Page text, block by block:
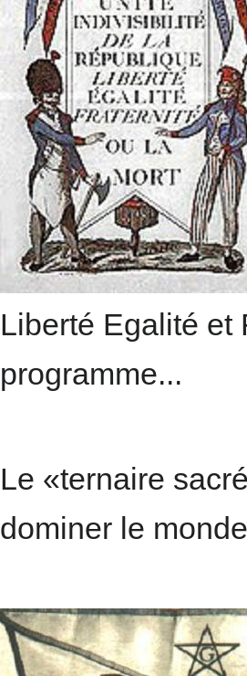
Liberté Egalité et
programme...
Le «ternaire
dominer le